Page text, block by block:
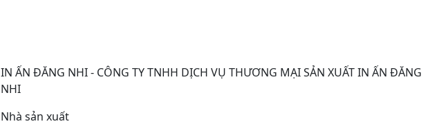
IN ẤN ĐĂNG NHI - CÔNG TY TNHH DỊCH VỤ THƯƠNG MẠI SẢN XUẤT IN ẤN ĐĂNG
NHI
Nhà sản xuất